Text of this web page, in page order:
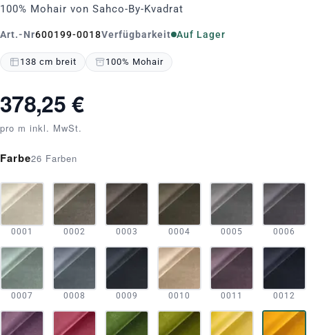
100% Mohair von Sahco-By-Kvadrat
Art.-Nr600199-0018Verfügbarkeit Auf Lager
138 cm breit 100% Mohair
378,25 €
pro m inkl. MwSt.
Farbe26 Farben
0001 0002 0003 0004 0005 0006
0007 0008 0009 0010 0011 0012